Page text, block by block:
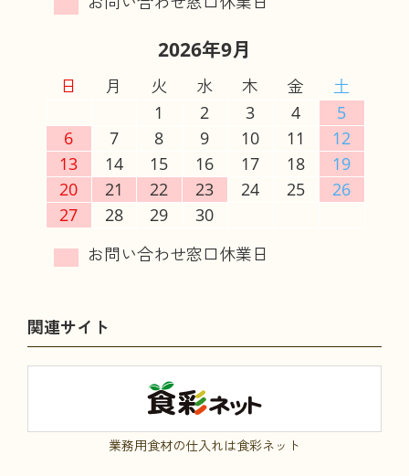
2026年9月
日 月 火 水 木 金
土
1
2 3 4
5
6
7 8 9 10 11
12
13
14 15 16 17 18
19
20
21 22 23 24 25
26
27
28 29 30
関連サイト
業務用食材の仕入れは食彩ネット